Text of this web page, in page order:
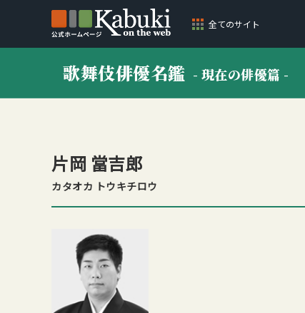
全てのサイト
歌舞伎俳優名鑑 - 現在の俳優篇 -
片岡 當吉郎
カタオカ トウキチロウ